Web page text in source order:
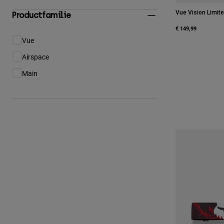
Productfamilie
Vue
Verfijn op Productfamilie: Vue
Airspace
Verfijn op Productfamilie: Airspace
Main
Verfijn op Productfamilie: Main
Vue Vision
€ 149,99